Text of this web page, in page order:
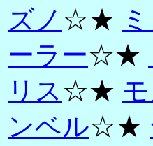
ズノ ☆★
ーラー☆★
リス☆★
ンベル☆★